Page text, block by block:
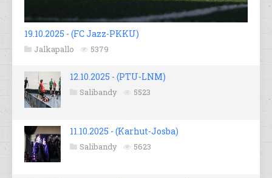
19.10.2025 - (FC Jazz-PKKU)
Jalkapallo 5379
12.10.2025 - (PTU-LNM)
Salibandy 5523
11.10.2025 - (Karhut-Josba)
Salibandy 5623